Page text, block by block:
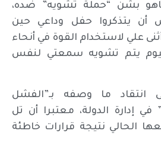
بشن “حملة تشويه” ضده،
أن يتذكروا حفل وداعي حين
علي لاستخدام القوة في أنحاء
يتم تشويه سمعتي لنفس
انتقاد ما وصفه بـ”الفشل
في إدارة الدولة، معتبرا أن تل
الحالي نتيجة قرارات خاطئة